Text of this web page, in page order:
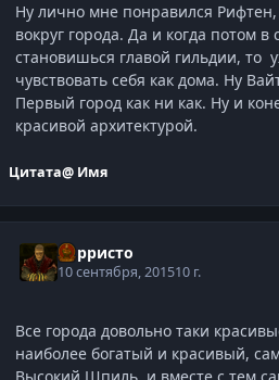
Ну лично мне понравился
вокруг города. Да и когда потом в
становишься главой гильдии, то
чувствовать себя как дома. Ну
Первый город как ни как. Ну и
красивой архитектурой.
Цитата@ Имя
Корристо
10 сентября, 201510 г.
Все города довольно таки
наиболее богатый и красивый,